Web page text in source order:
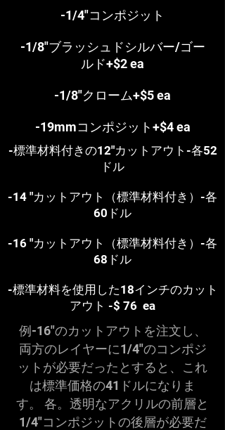
-1/4"コンポジット
-1/8"ブラッシュドシルバー/ゴー
ルド+$2 ea
-1/8"クローム+$5 ea
-19mmコンポジット+$4 ea
-標準材料付きの12"カットアウト-各52
ドル
-14 "カットアウト（標準材料付き）-各
60ドル
-16 "カットアウト（標準材料付き）-各
68ドル
-標準材料を使用した18インチのカット
アウト -$ 76 ea
例-16"のカットアウトを注文し、
両方のレイヤーに1/4"のコンポジ
ットが必要だったとすると、これ
は標準価格の41ドルになりま
す。 各。透明なアクリルの前層と
1/4"コンポジットの後層が必要だ